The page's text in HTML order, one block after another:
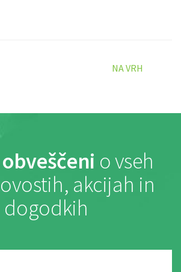
NA VRH
o vseh
akcijah in
dogodkih